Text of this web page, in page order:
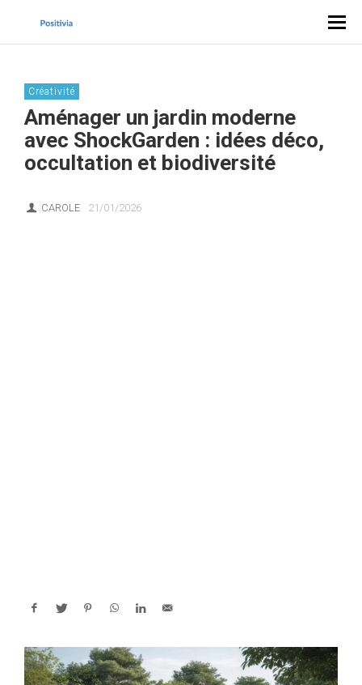
Créativité
Aménager un jardin moderne
avec ShockGarden : idées déco,
occultation et biodiversité
CAROLE 21/01/2026